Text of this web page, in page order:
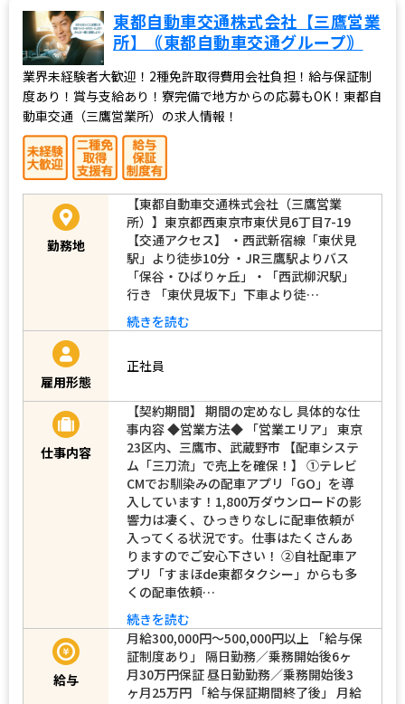
東都自動車交通株式会社【三鷹営業
所】｟東都自動車交通グループ｠
業界未経験者大歓迎！2種免許取得費用会社負担！給与保証制
度あり！賞与支給あり！寮完備で地方からの応募もOK！東都自
動車交通（三鷹営業所）の求人情報！
勤務地
【東都自動車交通株式会社（三鷹営業
所）】東京都西東京市東伏見6丁目7-19
【交通アクセス】 ・西武新宿線「東伏見
駅」より徒歩10分 ・JR三鷹駅よりバス
「保谷・ひばりヶ丘」・「西武柳沢駅」
行き 「東伏見坂下」下車より徒…
続きを読む
雇用形態
正社員
仕事内容
【契約期間】 期間の定めなし 具体的な仕
事内容 ◆営業方法◆ 「営業エリア」 東京
23区内、三鷹市、武蔵野市 【配車システ
ム「三刀流」で売上を確保！】 ➀テレビ
CMでお馴染みの配車アプリ「GO」を導
入しています！1,800万ダウンロードの影
響力は凄く、ひっきりなしに配車依頼が
入ってくる状況です。仕事はたくさんあ
りますのでご安心下さい！ ➁自社配車ア
プリ「すまほde東都タクシー」からも多
くの配車依頼…
続きを読む
給与
月給300,000円～500,000円以上 「給与保
証制度あり」 隔日勤務／乗務開始後6ヶ
月30万円保証 昼日勤勤務／乗務開始後3
ヶ月25万円 「給与保証期間終了後」 月給